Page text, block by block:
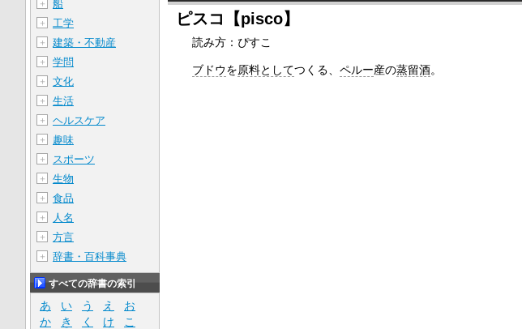
ピスコ【pisco】
読み方：ぴすこ
ブドウを原料としてつくる、ペルー産の蒸留酒。
＋ 船
＋ 工学
＋ 建築・不動産
＋ 学問
＋ 文化
＋ 生活
＋ ヘルスケア
＋ 趣味
＋ スポーツ
＋ 生物
＋ 食品
＋ 人名
＋ 方言
＋ 辞書・百科事典
すべての辞書の索引
あ い う え
お
か
き く け
こ